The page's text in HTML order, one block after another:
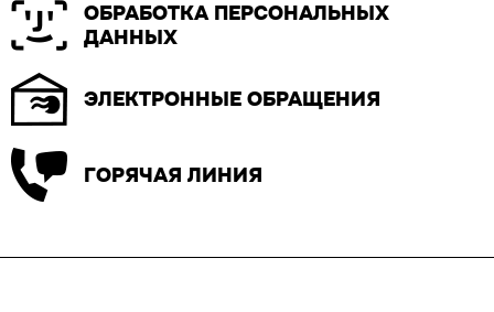
ОБРАБОТКА ПЕРСОНАЛЬНЫХ
ДАННЫХ
ЭЛЕКТРОННЫЕ ОБРАЩЕНИЯ
ГОРЯЧАЯ ЛИНИЯ